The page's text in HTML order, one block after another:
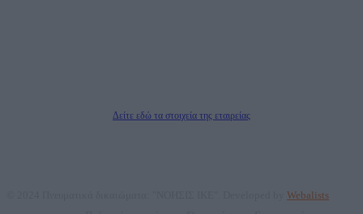
Δείτε εδώ τα στοιχεία της εταιρείας
Webalists